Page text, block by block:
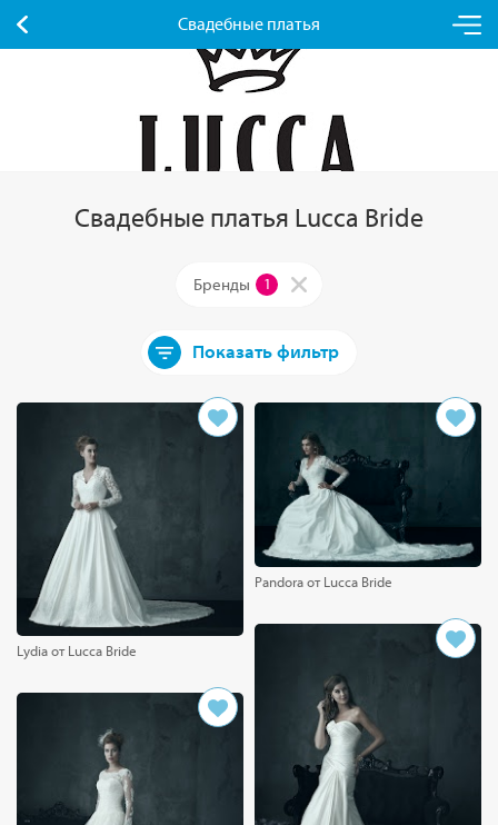
Свадебные платья
Свадебные платья Lucca Bride
Бренды 1
Показать фильтр
Lydia от Lucca Bride
Pandora от Lucca Bride